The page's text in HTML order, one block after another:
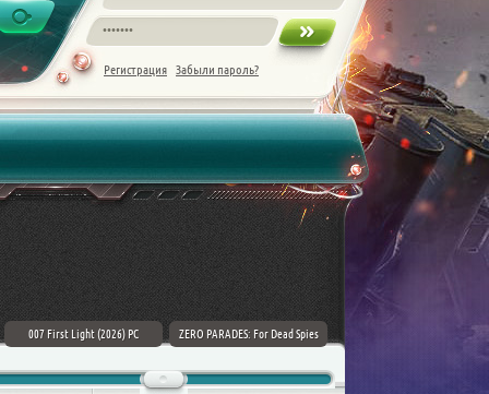
Регистрация Забыли пароль?
007 First Light (2026) PC
ZERO PARADES: For Dead Spies
Mount & Blade II: Bannerlord [v